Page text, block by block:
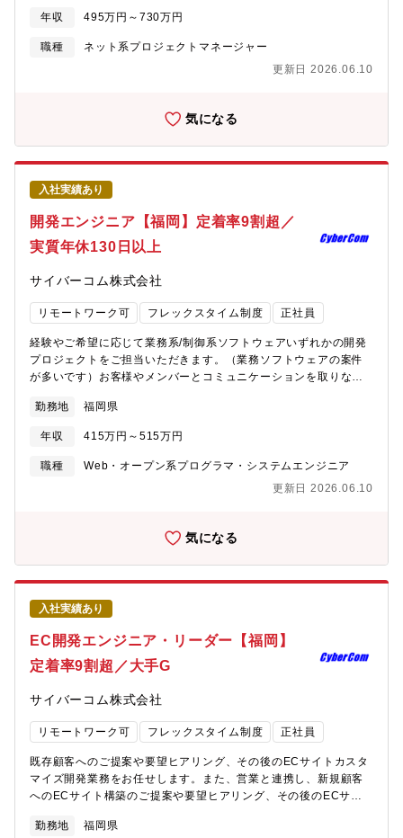
となっています。客先常駐の場合でも、在宅勤務可能な案件も多
数ございます。また、弊社他拠点と連携して作業を行うこともあ
り、幅広い案件にてご活躍いただくことが可能です。■リーダー・
ーダーとしてプロジェクトのマネジメントやメンバー育成、お客
JavaScript、C言語など■ OSWindows、Linux■ DBOracle、
SQLServer、MySQL、PostgerSQLなど
年収 495万円～730万円
職種
ネット系プロジェクトマネージャー
更新日 2026.06.10
気になる
入社実績あり
開発エンジニア【福岡】定着率9割超／
実質年休130日以上
サイバーコム株式会社
リモートワーク可 フレックスタイム制度 正社員
経験やご希望に応じて業務系/制御系ソフトウェアいずれかの開発
プロジェクトをご担当いただきます。（業務ソフトウェアの案件
が多いです）お客様やメンバーとコミュニケーションを取りなが
状、業務の比率としては社内勤務3割、客先常駐3割、在宅勤務4割
となっています。客先常駐の場合でも、在宅勤務可能な案件も多
数ございます。また、弊社他拠点と連携して作業を行うこともあ
り、幅広い案件にてご活躍いただくことが可能です。■ 主要言語
Linux■ DBOracle、SQLServer、MySQL、PostgerSQLなど
勤務地 福岡県
年収 415万円～515万円
職種
Web・オープン系プログラマ・システムエンジニア
更新日 2026.06.10
気になる
入社実績あり
EC開発エンジニア・リーダー【福岡】
定着率9割超／大手G
サイバーコム株式会社
リモートワーク可 フレックスタイム制度 正社員
既存顧客へのご提案や要望ヒアリング、その後のECサイトカスタ
マイズ開発業務をお任せします。また、営業と連携し、新規顧客
へのECサイト構築のご提案や要望ヒアリング、その後のECサイ
リーダーとしてプロジェクトのマネジメントやメンバー育成等も
勤務地 福岡県